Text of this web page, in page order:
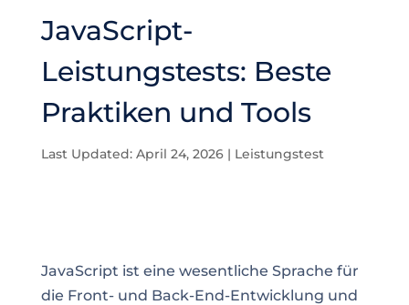
JavaScript-
Leistungstests: Beste
Praktiken und Tools
Last Updated: April 24, 2026| Leistungstest
JavaScript ist eine wesentliche Sprache für
die Front- und Back-End-Entwicklung und